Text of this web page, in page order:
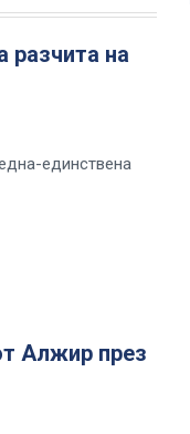
разчита на
единствена
Алжир през